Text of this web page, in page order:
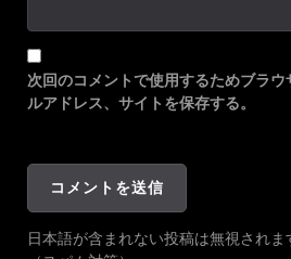
次回のコメントで使用するためブラ
ルアドレス、サイトを保存する。
日本語が含まれない投稿は無視されま